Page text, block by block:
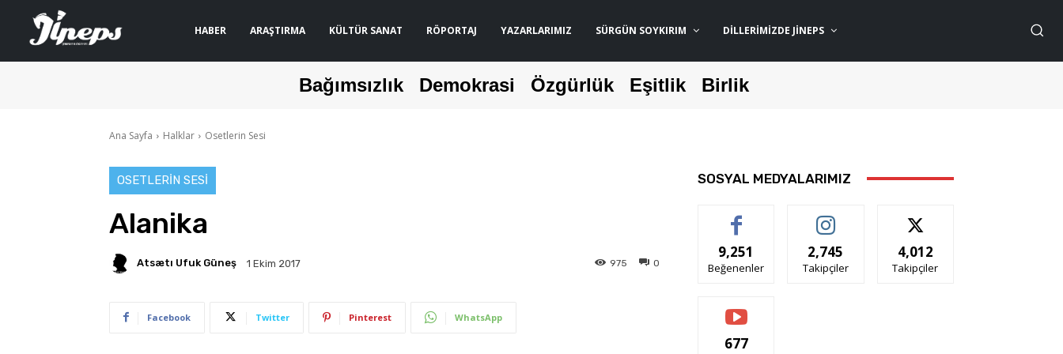
HABER ARAŞTIRMA KÜLTÜR SANAT RÖPORTAJ YAZARLARIMIZ SÜRGÜN SOYKIRIM DILLERIMIZDE JİNEPS
Bağımsızlık Demokrasi Özgürlük Eşitlik Birlik
Ana Sayfa Halklar Osetlerin Sesi
OSETLERIN SESI
Alanika
Atsætı Ufuk Güneş 1 Ekim 2017 0
975
Facebook Twitter Pinterest WhatsApp
SOSYAL MEDYALARIMIZ
9,251
Beğenenler
2,745
Takipçiler
4,012
Takipçiler
677